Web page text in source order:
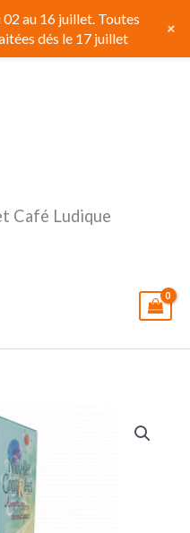
Café Ludique
au 16 juillet. Toutes
dés le 17 juillet
+